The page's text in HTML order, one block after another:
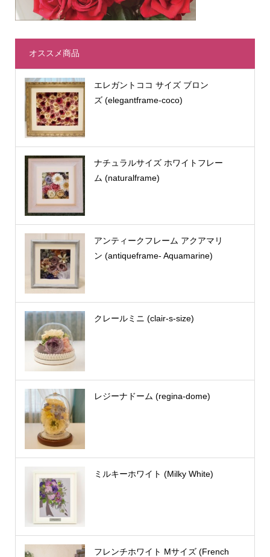
オススメ商品
エレガントココ サイズ ブロン
ズ (elegantframe-coco)
ナチュラルサイズ ホワイトフレー
ム (naturalframe)
アンティークフレーム アクアマリ
ン (antiqueframe- Aquamarine)
クレールミニ (clair-s-size)
レジーナドーム (regina-dome)
ミルキーホワイト (Milky White)
フレンチホワイト Mサイズ (French